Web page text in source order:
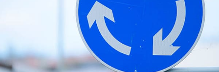
Sinasaklaw nito ang komposisyon nito, mga
katangian, mga aplikasyon, Mga kalamangan, Mga
proseso ng produksyon, at pagpapanatili ng
kapaligiran.